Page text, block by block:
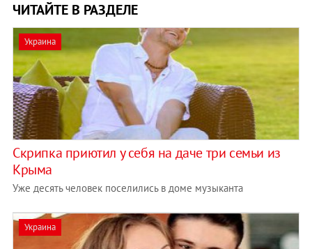
ЧИТАЙТЕ В РАЗДЕЛЕ
Украина
Скрипка приютил у себя на даче три семьи из
Крыма
Уже десять человек поселились в доме музыканта
Украина